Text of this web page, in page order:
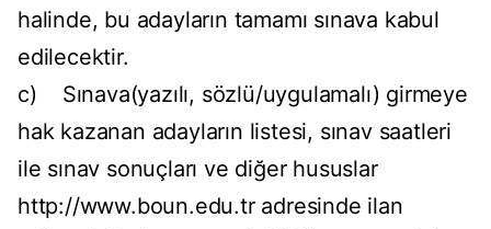
halinde, bu adayların tamamı sınava kabul
edilecektir.
c) Sınava(yazılı, sözlü/uygulamalı) girmeye
hak kazanan adayların listesi, sınav saatleri
ile sınav sonuçları ve diğer hususlar
http://www.boun.edu.tr adresinde ilan